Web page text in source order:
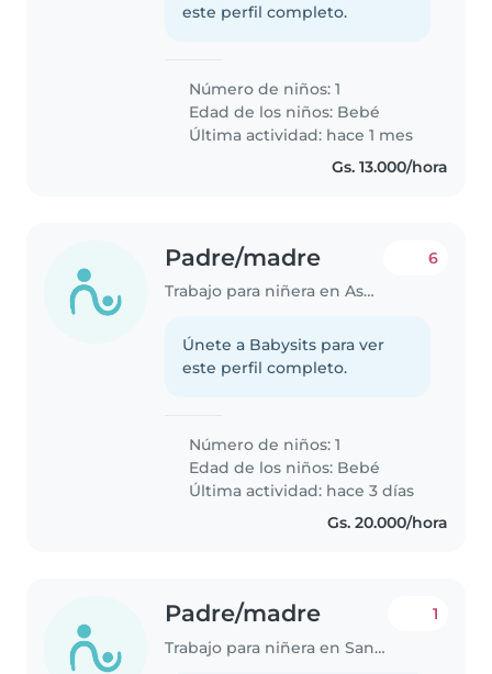
este perfil completo.
Número de niños: 1
Edad de los niños: Bebé
Última actividad: hace 1 mes
Gs. 13.000/hora
Padre/madre
Trabajo para niñera en Asunción
6
Únete a Babysits para ver
este perfil completo.
Número de niños: 1
Edad de los niños: Bebé
Última actividad: hace 3 días
Gs. 20.000/hora
Padre/madre
Trabajo para niñera en San Lorenzo
1